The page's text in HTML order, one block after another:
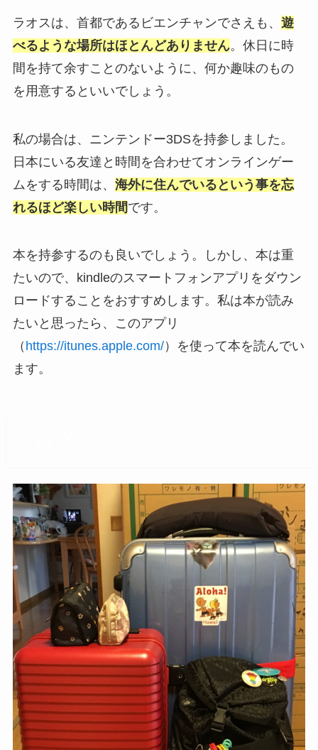
ラオスは、首都であるビエンチャンでさえも、 遊
べるような場所はほとんどありません。休日に時
間を持て余すことのないように、何か趣味のもの
を用意するといいでしょう。
私の場合は、ニンテンドー3DSを持参しました。
日本にいる友達と時間を合わせてオンラインゲー
ムをする時間は、 海外に住んでいるという事を忘
れるほど楽しい時間です。
本を持参するのも良いでしょう。しかし、本は重
たいので、kindleのスマートフォンアプリをダウン
ロードすることをおすすめします。私は本が読み
たいと思ったら、このアプリ
（ https://itunes.apple.com/）を使って本を読んでい
ます。